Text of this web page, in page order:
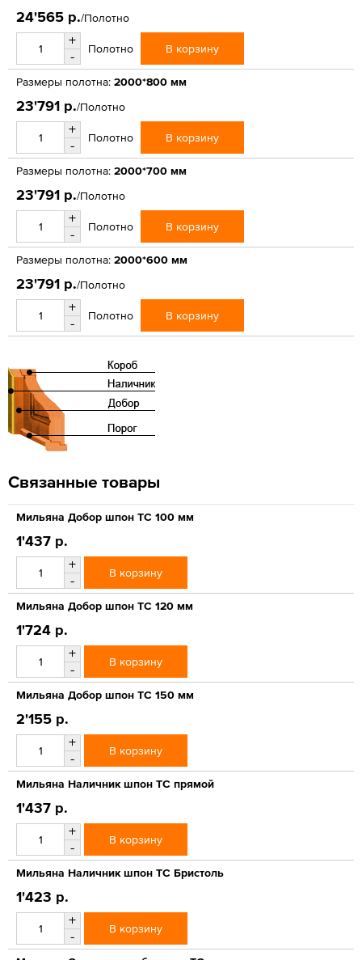
24'565 р./Полотно
+
-
Полотно В корзину
Размеры полотна: 2000*800 мм
23'791 р./Полотно
+
-
Полотно В корзину
Размеры полотна: 2000*700 мм
23'791 р./Полотно
+
-
Полотно В корзину
Размеры полотна: 2000*600 мм
23'791 р./Полотно
+
-
Полотно В корзину
Связанные товары
Мильяна Добор шпон ТС 100 мм
1'437 р.
+
-
В корзину
Мильяна Добор шпон ТС 120 мм
1'724 р.
+
-
В корзину
Мильяна Добор шпон ТС 150 мм
2'155 р.
+
-
В корзину
Мильяна Наличник шпон ТС прямой
1'437 р.
+
-
В корзину
Мильяна Наличник шпон ТС Бристоль
1'423 р.
+
-
В корзину